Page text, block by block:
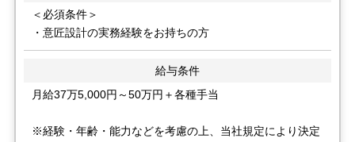
＜必須条件＞
・意匠設計の実務経験をお持ちの方
給与条件
月給37万5,000円～50万円＋各種手当
※経験・年齢・能力などを考慮の上、当社規定により決定